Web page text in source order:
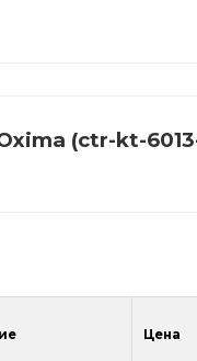
(ctr-kt-
Цена